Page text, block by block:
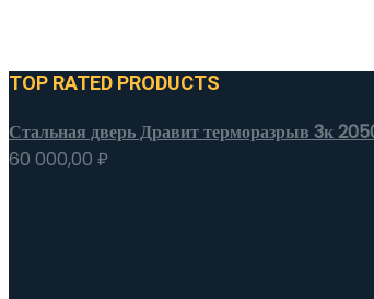
TOP RATED PRODUCTS
Стальная дверь Дравит терморазрыв 3к
60 000,00 ₽